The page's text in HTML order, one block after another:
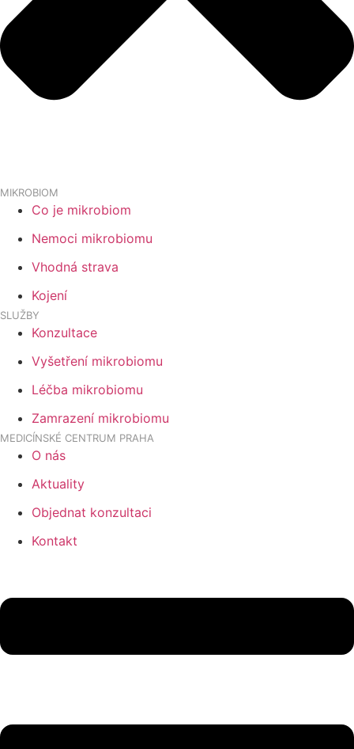
MIKROBIOM
Co je mikrobiom
Nemoci mikrobiomu
Vhodná strava
Kojení
SLUŽBY
Konzultace
Vyšetření mikrobiomu
Léčba mikrobiomu
Zamrazení mikrobiomu
MEDICÍNSKÉ CENTRUM PRAHA
O nás
Aktuality
Objednat konzultaci
Kontakt